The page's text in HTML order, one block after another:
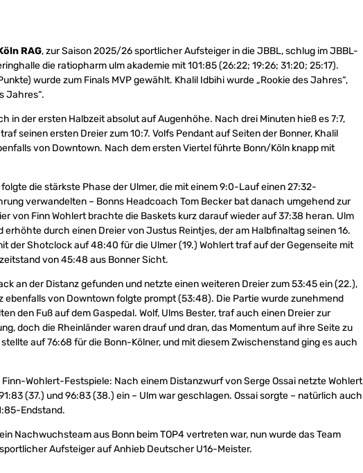
RAG, zur Saison 2025/26 sportlicher Aufsteiger in die JBBL, schlug im JBBL-
die ratiopharm ulm akademie mit 101:85 (26:22; 19:26; 31:20; 25:17).
wurde zum Finals MVP gewählt. Khalil Idbihi wurde „Rookie des Jahres“,
Jahres“.
in der ersten Halbzeit absolut auf Augenhöhe. Nach drei Minuten hieß es 7:7,
seinen ersten Dreier zum 10:7. Volfs Pendant auf Seiten der Bonner, Khalil
von Downtown. Nach dem ersten Viertel führte Bonn/Köln knapp mit
die stärkste Phase der Ulmer, die mit einem 9:0-Lauf einen 27:32-
verwandelten – Bonns Headcoach Tom Becker bat danach umgehend zur
von Finn Wohlert brachte die Baskets kurz darauf wieder auf 37:38 heran. Ulm
erhöhte durch einen Dreier von Justus Reintjes, der am Halbfinaltag seinen 16.
der Shotclock auf 48:40 für die Ulmer (19.) Wohlert traf auf der Gegenseite mit
von 45:48 aus Bonner Sicht.
an der Distanz gefunden und netzte einen weiteren Dreier zum 53:45 ein (22.),
ebenfalls von Downtown folgte prompt (53:48). Die Partie wurde zunehmend
den Fuß auf dem Gaspedal. Wolf, Ulms Bester, traf auch einen Dreier zur
doch die Rheinländer waren drauf und dran, das Momentum auf ihre Seite zu
auf 76:68 für die Bonn-Kölner, und mit diesem Zwischenstand ging es auch
Wohlert-Festspiele: Nach einem Distanzwurf von Serge Ossai netzte Wohlert
(37.) und 96:83 (38.) ein – Ulm war geschlagen. Ossai sorgte – natürlich auch
Endstand.
Nachwuchsteam aus Bonn beim TOP4 vertreten war, nun wurde das Team
Aufsteiger auf Anhieb Deutscher U16-Meister.